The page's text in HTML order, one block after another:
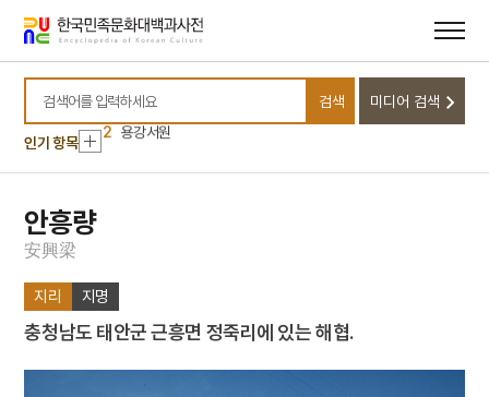
바로가기
바로가기
검색어를 입력하세요
검색 미디어 검색
인기 항목
1 대정실업친목회
7
8
9 용암서원
안흥량
安興梁
지리 지명
충청남도 태안군 근흥면 정죽리에 있는 해협.